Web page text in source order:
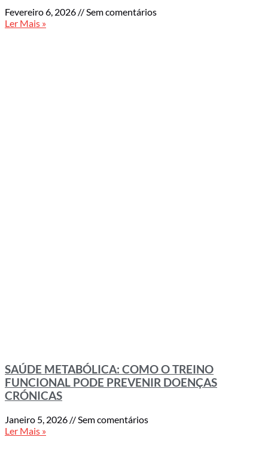
Fevereiro 6, 2026
Sem comentários
Ler Mais »
SAÚDE METABÓLICA: COMO O TREINO
FUNCIONAL PODE PREVENIR DOENÇAS
CRÓNICAS
Janeiro 5, 2026
Sem comentários
Ler Mais »